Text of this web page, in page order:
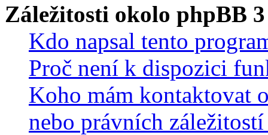
Záležitosti okolo phpBB 3
Kdo napsal tento
Proč není k dispozici
Koho mám kontaktovat
nebo právních